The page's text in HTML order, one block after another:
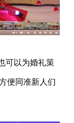
可以为婚礼策
便同准新人们